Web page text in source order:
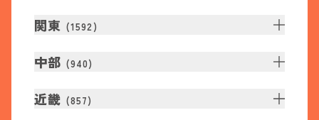
関東 (1592 )
中部 (940)
近畿 (857)